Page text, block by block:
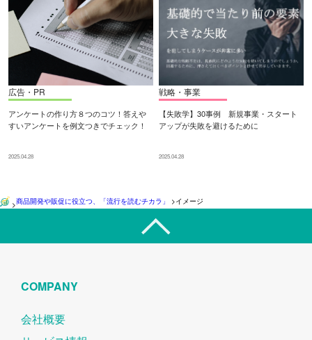
広告・PR
アンケートの作り方８つのコツ！答えや
すいアンケートを例文つきでチェック！
2025.04.28
戦略・事業
【失敗学】30事例 新規事業・スタート
アップが失敗を避けるために
2025.04.28
>商品開発や販促に役立つ、「流行を読むチカラ」 >イメージ
COMPANY
会社概要